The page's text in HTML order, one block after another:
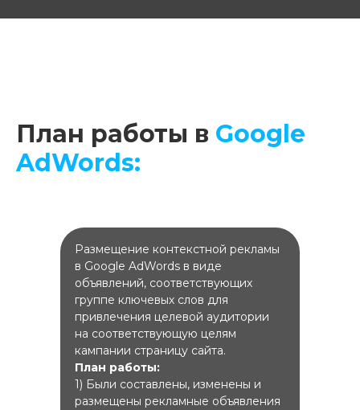
План работы в Google
AdWords:
Размещение контекстной рекламы
в Google AdWords в виде
объявлений, соответствующих
группе ключевых слов для
привлечения целевой аудитории
на соответствующую целям
кампании страницу сайта.
План работы:
1) Были составлены, изменены и
размещены рекламные объявления